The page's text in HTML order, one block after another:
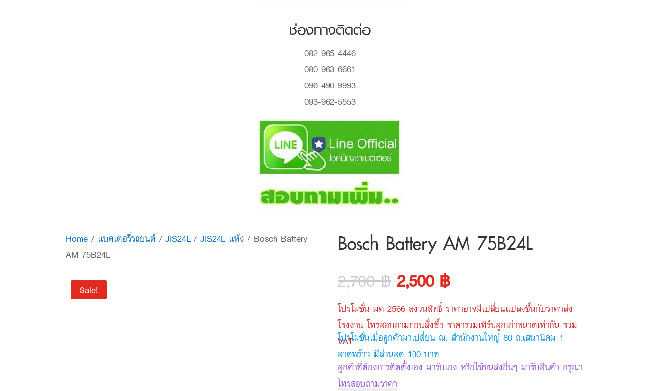
ช่องทางติดต่อ
082-965-4446
080-963-6661
096-490-9993
093-962-5553
Home / แบตเตอรี่รถยนต์ /JIS24L/JIS24L แห้ง / Bosch Battery
AM 75B24L
Sale!
Bosch Battery AM 75B24L
2,700฿ Original
price
was:
2,700 ฿.
2,500 ฿Current
price
is:
2,500 ฿.
โปรโมชั่น มค 2566 สงวนสิทธิ์ ราคาอาจมีเปลี่ยนแปลงขึ้นกับราคาส่ง
โรงงาน โทรสอบถามก่อนสั่งซื้อ ราคารวมเทิร์นลูกเก่าขนาดเท่ากัน รวม
VAT
โปรโมชั่นเมื่อลูกค้ามาเปลี่ยน ณ. สำนักงานใหญ่ 80 ถ.เสนานิคม 1
ลาดพร้าว มีส่วนลด 100 บาท
ลูกค้าที่ต้องการติดตั้งเอง มารับเอง หรือใช้ขนส่งอื่นๆ มารับสินค้า กรุณา
โทรสอบถามราคา